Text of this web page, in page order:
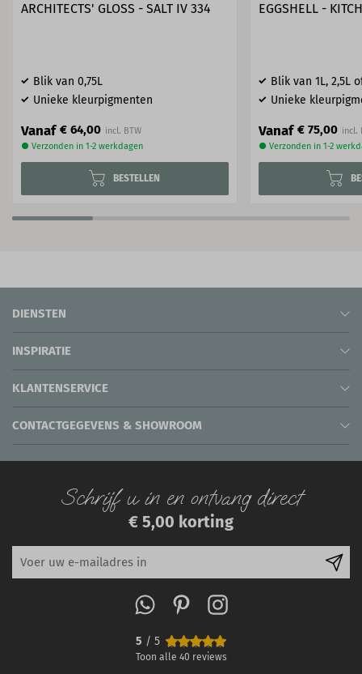
ARCHITECTS' GLOSS - SALT IV 334
Blik van 0,75L
Unieke kleurpigmenten
Vanaf € 64,00
● Verzonden in 1-2 werkdagen
BESTELLEN
EGGSHELL -
Blik van 1L, 2,5L
Unieke
Vanaf € 75,00
● Verzonden in 1-2
DIENSTEN
INSPIRATIE
KLANTENSERVICE
CONTACTGEGEVENS & SHOWROOM
Schrijf u in en ontvang direct
€ 5,00 korting
5 / 5
Toon alle 40 reviews